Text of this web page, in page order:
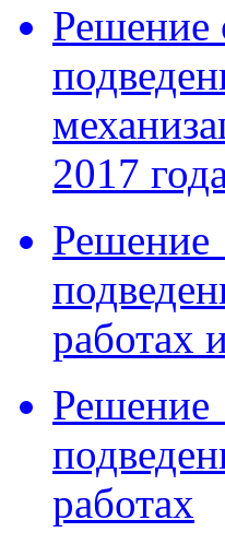
Решение
2017 года
работах
работах